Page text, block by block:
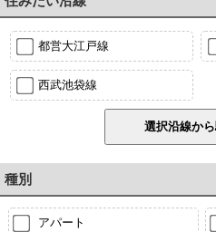
都営大江戸線
西武池袋線
種別
アパート